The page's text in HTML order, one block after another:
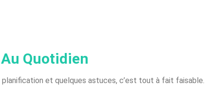
Quotidien
et quelques astuces, c’est tout à fait faisable.